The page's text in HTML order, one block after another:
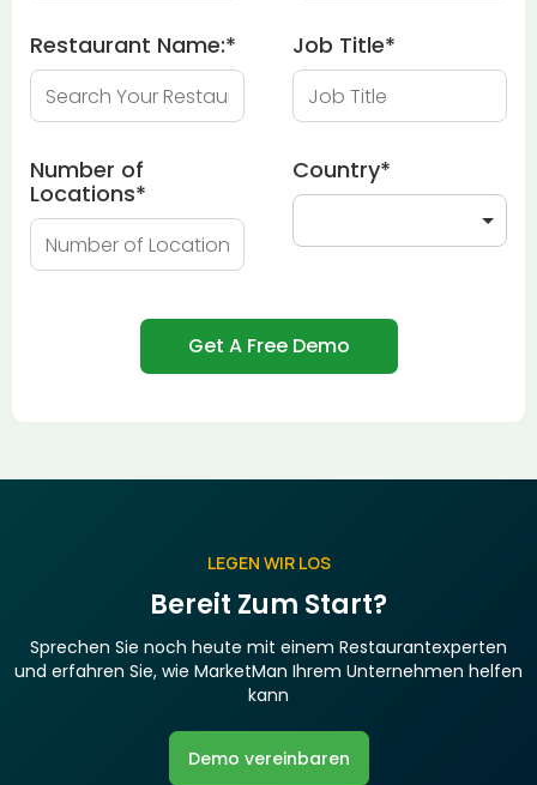
Restaurant Name:* Job Title*
Number of
Locations*
Country*
LEGEN WIR LOS
Bereit Zum Start?
Sprechen Sie noch heute mit einem Restaurantexperten
und erfahren Sie, wie MarketMan Ihrem Unternehmen helfen
kann
Demo vereinbaren